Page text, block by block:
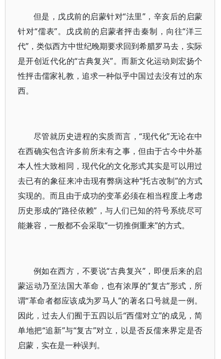
但是，戊戌前的启蒙针对“法里”，辛亥后的启蒙
针对“儒表”。戊戌前的启蒙者抨击秦制，向往“洋三
代”，类似西方中世纪晚期要求回到希腊罗马去，实际
是开创近代化的“古典复兴”。而新文化运动则宏扬个
性抨击儒家礼教，追求一种似乎中国过去没有过的东
西。
尽管就历史进程的实质而言，“现代化”无论在中
在西确实包含许多前所未有之事，但由于古今中外基
本人性大致相同，现代化的文化形式其实是可以用过
去已有的象征来冲击现有弊病这种“托古改制”的方式
实现的。而且由于成功的变革必须在相当程度上考虑
历史形成的“路径依赖”，与人们已知的符号系统尽可
能兼容，一般都不会采取“一切推倒重来”的方式。
例如在西方，不要说“古典复兴”，即便后来的启
蒙运动乃至法国大革命，也有浓厚的“复古”形式，所
谓“革命者都应该成为罗马人”的著名口号就是一例。
因此，过去人们囿于五四以后“西儒对立”的成见，简
单地把“追新”与“复古”对立，以是否反儒来界定是否
启蒙，实在是一种误判。